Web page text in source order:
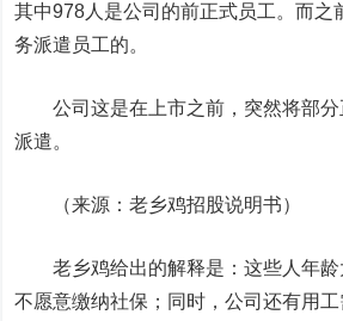
其中978人是公司的前正式员工。而之
务派遣员工的。
公司这是在上市之前，突然将部分
派遣。
（来源：老乡鸡招股说明书）
老乡鸡给出的解释是：这些人年龄
不愿意缴纳社保；同时，公司还有用